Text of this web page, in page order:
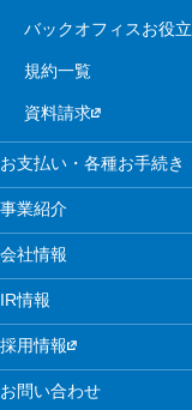
バックオフィスお役
規約一覧
資料請求
お支払い・各種お手続き
事業紹介
会社情報
IR情報
採用情報
お問い合わせ